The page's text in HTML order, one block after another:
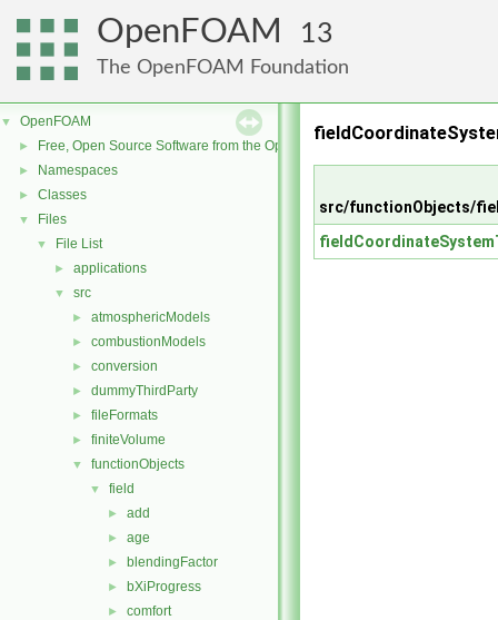
OpenFOAM 13
The OpenFOAM Foundation
▼ OpenFOAM
► Free, Open Source Software from the OpenFOAM Foundation
► Namespaces
► Classes
▼ Files
▼ File List
► applications
▼ src
► atmosphericModels
► combustionModels
► conversion
► dummyThirdParty
► fileFormats
► finiteVolume
▼ functionObjects
▼ field
► add
► age
► blendingFactor
► bXiProgress
► comfort
src/functionObjects/